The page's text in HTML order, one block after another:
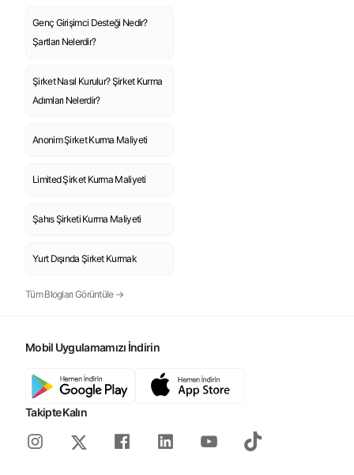
Genç Girişimci Desteği Nedir?
Şartları Nelerdir?
Şirket Nasıl Kurulur? Şirket Kurma
Adımları Nelerdir?
Anonim Şirket Kurma Maliyeti
Limited Şirket Kurma Maliyeti
Şahıs Şirketi Kurma Maliyeti
Yurt Dışında Şirket Kurmak
Tüm Blogları Görüntüle →
Mobil Uygulamamızı İndirin
Takipte Kalın
Instagram
X FacebookLinkedinYoutubeTiktok